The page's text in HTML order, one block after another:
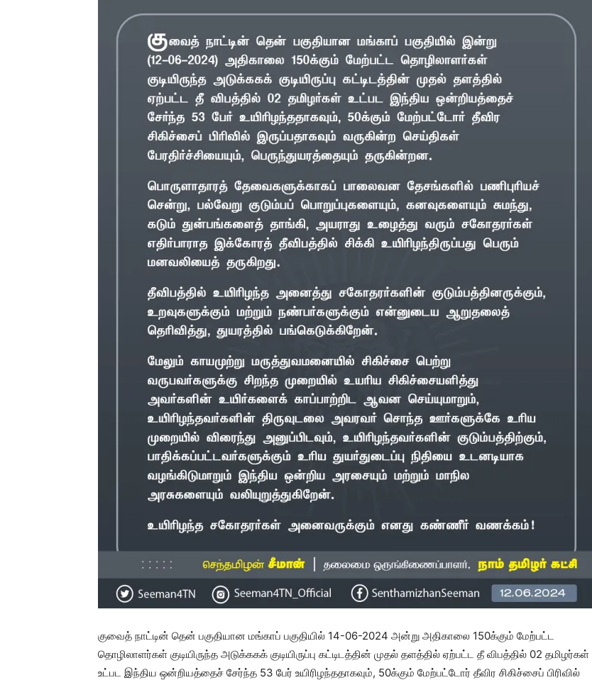
குவைத் நாட்டின் தென் பகுதியான மங்காப் பகுதியில் 14-06-2024 அன்று அதிகாலை 150க்கும் மேற்பட்ட
தொழிலாளர்கள் குடியிருந்த அடுக்ககக் குடியிருப்பு கட்டிடத்தின் முதல் தளத்தில் ஏற்பட்ட தீ விபத்தில் 02 தமிழர்கள்
உட்பட இந்திய ஒன்றியத்தைச் சேர்ந்த 53 பேர் உயிரிழந்ததாகவும், 50க்கும் மேற்பட்டோர் தீவிர சிகிச்சைப் பிரிவில்